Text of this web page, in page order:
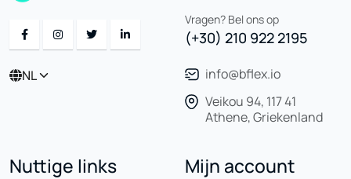
NL
Vragen? Bel ons op
(+30) 210 922 2195
info@bflex.io
Veikou 94, 117 41
Athene, Griekenland
Nuttige links Mijn account